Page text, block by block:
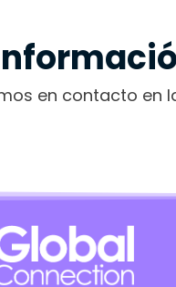
en contacto en